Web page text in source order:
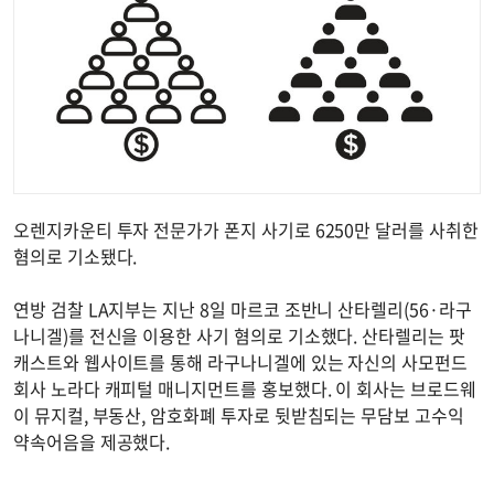
오렌지카운티 투자 전문가가 폰지 사기로 6250만 달러를 사취한
혐의로 기소됐다.
연방 검찰 LA지부는 지난 8일 마르코 조반니 산타렐리(56·라구
나니겔)를 전신을 이용한 사기 혐의로 기소했다. 산타렐리는 팟
캐스트와 웹사이트를 통해 라구나니겔에 있는 자신의 사모펀드
회사 노라다 캐피털 매니지먼트를 홍보했다. 이 회사는 브로드웨
이 뮤지컬, 부동산, 암호화폐 투자로 뒷받침되는 무담보 고수익
약속어음을 제공했다.